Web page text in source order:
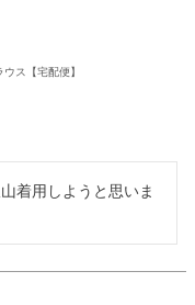
ス【宅配便】
着用しようと思いま